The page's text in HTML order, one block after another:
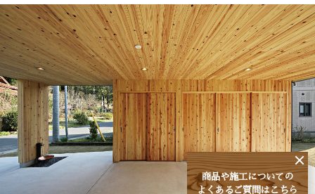
商品や施工についての
よくあるご質問はこちら